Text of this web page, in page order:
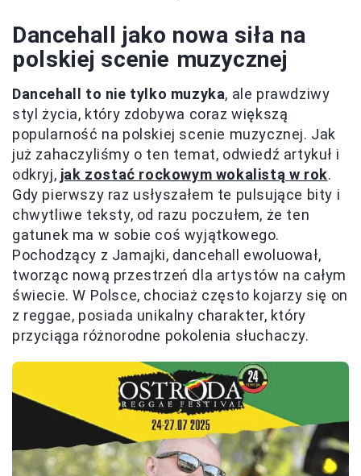
Dancehall jako nowa siła na
polskiej scenie muzycznej
Dancehall to nie tylko muzyka, ale prawdziwy
styl życia, który zdobywa coraz większą
popularność na polskiej scenie muzycznej. Jak
już zahaczyliśmy o ten temat, odwiedź artykuł i
odkryj, jak zostać rockowym wokalistą w rok.
Gdy pierwszy raz usłyszałem te pulsujące bity i
chwytliwe teksty, od razu poczułem, że ten
gatunek ma w sobie coś wyjątkowego.
Pochodzący z Jamajki, dancehall ewoluował,
tworząc nową przestrzeń dla artystów na całym
świecie. W Polsce, chociaż często kojarzy się on
z reggae, posiada unikalny charakter, który
przyciąga różnorodne pokolenia słuchaczy.